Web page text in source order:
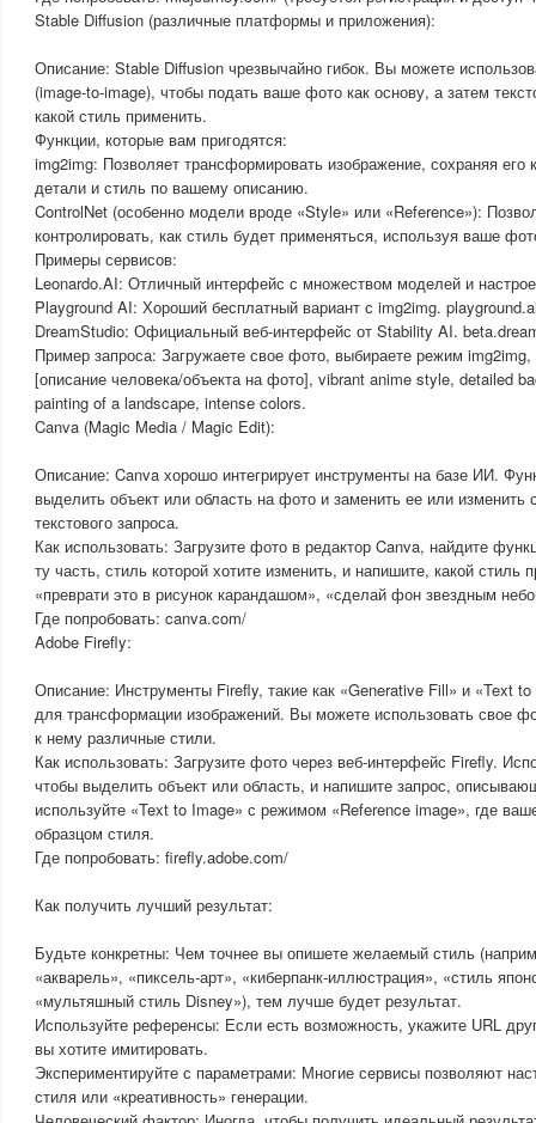
Stable Diffusion (различные платформы и приложения):
Описание: Stable Diffusion чрезвычайно гибок. Вы можете
(image-to-image), чтобы подать ваше фото как основу, а затем
какой стиль применить.
Функции, которые вам пригодятся:
img2img: Позволяет трансформировать изображение, сохраняя его
детали и стиль по вашему описанию.
ControlNet (особенно модели вроде «Style» или «Reference»):
контролировать, как стиль будет применяться, используя ваше
Примеры сервисов:
Leonardo.AI: Отличный интерфейс с множеством моделей и
Playground AI: Хороший бесплатный вариант с img2img.
DreamStudio: Официальный веб-интерфейс от Stability AI.
Пример запроса: Загружаете свое фото, выбираете режим
[описание человека/объекта на фото], vibrant anime style, detailed
painting of a landscape, intense colors.
Canva (Magic Media / Magic Edit):
Описание: Canva хорошо интегрирует инструменты на базе ИИ.
выделить объект или область на фото и заменить ее или
текстового запроса.
Как использовать: Загрузите фото в редактор Canva, найдите
ту часть, стиль которой хотите изменить, и напишите, какой стиль
«преврати это в рисунок карандашом», «сделай фон звездным
Где попробовать: canva.com/
Adobe Firefly:
Описание: Инструменты Firefly, такие как «Generative Fill» и «Text
для трансформации изображений. Вы можете использовать свое
к нему различные стили.
Как использовать: Загрузите фото через веб-интерфейс Firefly.
чтобы выделить объект или область, и напишите запрос,
используйте «Text to Image» с режимом «Reference image», где
образцом стиля.
Где попробовать: firefly.adobe.com/
Как получить лучший результат:
Будьте конкретны: Чем точнее вы опишете желаемый стиль
«акварель», «пиксель-арт», «киберпанк-иллюстрация», «стиль
«мультяшный стиль Disney»), тем лучше будет результат.
Используйте референсы: Если есть возможность, укажите URL
вы хотите имитировать.
Экспериментируйте с параметрами: Многие сервисы позволяют
стиля или «креативность» генерации.